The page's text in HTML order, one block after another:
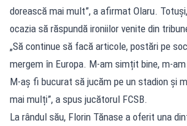
dorească mai mult”, a afirmat Olaru.
ocazia să răspundă ironiilor venite din
„Să continue să facă articole, postări pe
mergem în Europa. M-am simțit bine, m-
M-aș fi bucurat să jucăm pe un stadion și
mai mulți”, a spus jucătorul FCSB.
La rândul său, Florin Tănase a oferit una